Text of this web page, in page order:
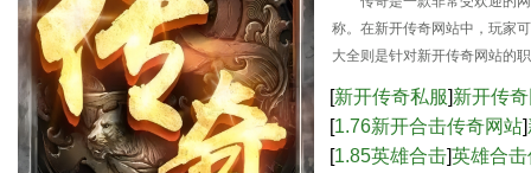
称。在新开传奇网站中，玩家
大全则是针对新开传奇网站的
[新开传奇私服]新开传
[1.76新开合击传奇网站]
[1.85英雄合击]英雄合